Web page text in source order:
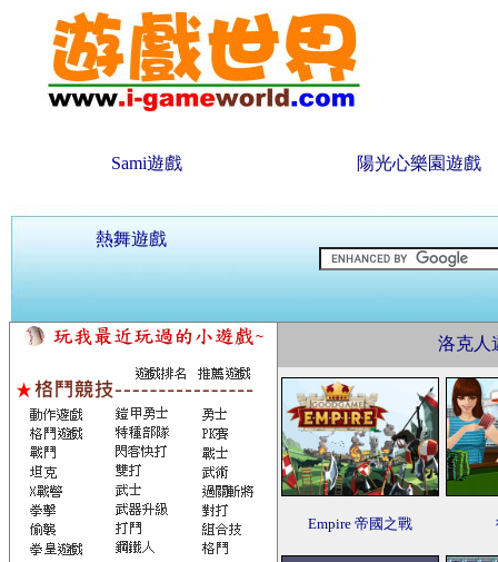
Sami遊戲 陽光心樂園遊戲
熱舞遊戲
洛克人
Empire 帝國之戰